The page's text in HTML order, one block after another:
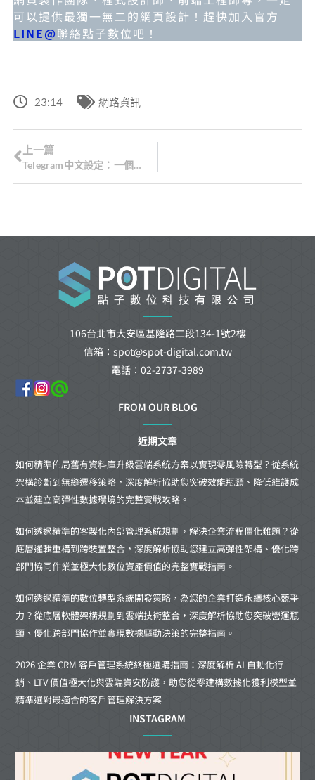
可以提供最獨一無二的網頁設計！趕快加入官方
LINE@聯絡點子數位吧！
23:14 網路資訊
上一篇
Telegram中文設定：一個簡單的步驟，讓您在手機/電腦輕鬆切換至中文界面!
106台北市大安區基隆路二段134-1號2樓
信箱：spot@spot-digital.com.tw
電話：02-2737-3989
FROM OUR BLOG
近期文章
如何精準佈局舊有資料庫升級雲端系統方案以實現零風險轉型？從系統
架構診斷到無縫遷移策略，深度解析協助您突破效能瓶頸、降低維護成
本並建立高彈性數據環境的完整實戰攻略。
如何透過精準的客製化內部管理系統規劃，解決企業流程僵化難題？從
底層邏輯重構到跨裝置整合，深度解析協助您建立高彈性架構、優化跨
部門協同作業並極大化數位資產價值的完整實戰指南。
如何透過精準的數位轉型系統開發策略，為您的企業打造永續核心競爭
力？從底層軟體架構規劃到雲端技術整合，深度解析協助您突破營運瓶
頸、優化跨部門協作並實現數據驅動決策的完整指南。
2026 企業 CRM 客戶管理系統終極選購指南：深度解析 AI 自動化行
銷、LTV 價值極大化與雲端資安防護，助您從零建構數據化獲利模型並
精準選對最適合的客戶管理解決方案
INSTAGRAM